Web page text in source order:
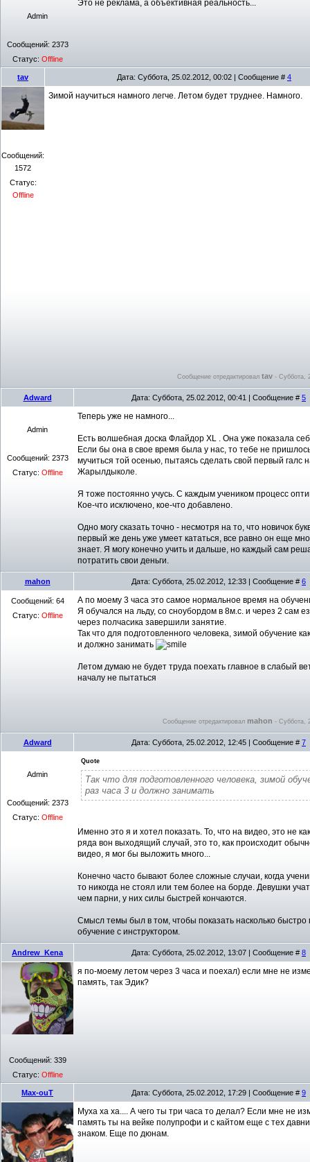
Admin
Сообщений: 2373
Статус: Offline
Это не реклама, а объективная реальность...
tav Дата: Суббота, 25.02.2012, 00:02 | Сообщение # 4
Сообщений:
1572
Статус:
Offline
Зимой научиться намного легче. Летом будет труднее. Намного.
Сообщение отредактировал tav - Суббота,
Adward Дата: Суббота, 25.02.2012, 00:41 | Сообщение # 5
Admin
Сообщений: 2373
Статус: Offline
Теперь уже не намного...
Есть волшебная доска Флайдор XL . Она уже показала
Если бы она в свое время была у нас, то тебе не
мучиться той осенью, пытаясь сделать свой первый галс
Жарылдыколе.
Я тоже постоянно учусь. С каждым учеником процесс
Кое-что исключено, кое-что добавлено.
Одно могу сказать точно - несмотря на то, что новичок
первый же день уже умеет кататься, все равно он еще
знает. Я могу конечно учить и дальше, но каждый сам
потратить свои деньги.
mahon Дата: Суббота, 25.02.2012, 12:33 | Сообщение # 6
Сообщений: 64
Статус: Offline
А по моему 3 часа это самое нормальное время на
Я обучался на льду, со сноубордом в 8м.с. и через 2 сам
через полчасика завершили занятие.
Так что для подготовленного человека, зимой обучение
и должно занимать
Летом думаю не будет труда поехать главное в слабый
началу не пытаться
Сообщение отредактировал mahon - Суббота,
Adward Дата: Суббота, 25.02.2012, 12:45 | Сообщение # 7
Admin
Сообщений: 2373
Статус: Offline
Quote
Так что для подготовленного человека, зимой
раз часа 3 и должно занимать
Именно это я и хотел показать. То, что на видео, это не
ряда вон выходящий случай, это то, как происходит
видео, я мог бы выложить много...
Конечно часто бывают более сложные случаи, когда
то никогда не стоял или тем более на борде. Девушки
чем парни, у них силы быстрей кончаются.
Смысл темы был в том, чтобы показать насколько быстро
обучение с инструктором.
Andrew_Kena Дата: Суббота, 25.02.2012, 13:07 | Сообщение # 8
Сообщений: 339
Статус: Offline
я по-моему летом через 3 часа и поехал) если мне не
память, так Эдик?
Max-ouT Дата: Суббота, 25.02.2012, 17:29 | Сообщение # 9
Муха ха ха.... А чего ты три часа то делал? Если мне не
память ты на вейке полупрофи и с кайтом еще с тех
знаком. Еще по дюнам.